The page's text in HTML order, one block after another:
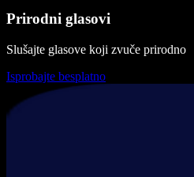
Prirodni glasovi
Slušajte glasove koji zvuče prirodno
Isprobajte besplatno